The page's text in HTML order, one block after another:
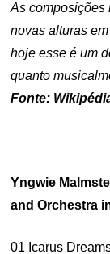
As composições
novas alturas
hoje esse é um
quanto
Fonte:
Yngwie
and Orchestra
01 Icarus